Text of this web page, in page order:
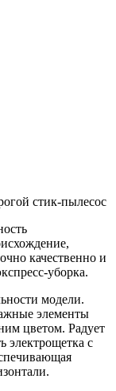
стик-пылесос
качественно и
уборка.
модели.
элементы
цветом. Радует
электрощетка с